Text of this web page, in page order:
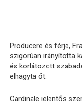
Producere és férje,
szigorúan irányította
és korlátozott
elhagyta őt.
Cardinale jelentős